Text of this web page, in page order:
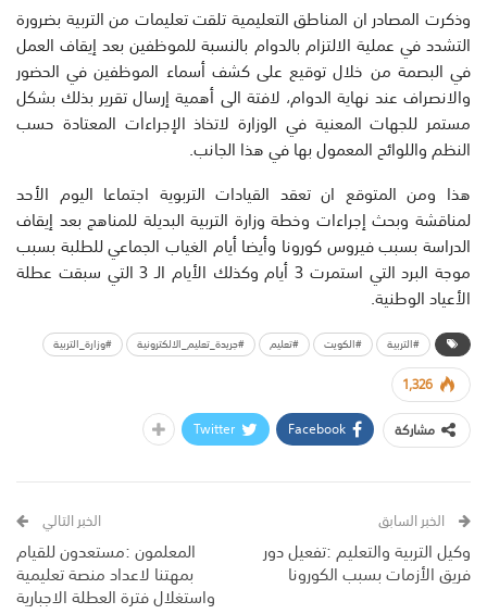
وذكرت المصادر ان المناطق التعليمية تلقت تعليمات من التربية بضرورة
التشدد في عملية الالتزام بالدوام بالنسبة للموظفين بعد إيقاف العمل
في البصمة من خلال توقيع على كشف أسماء الموظفين في الحضور
والانصراف عند نهاية الدوام، لافتة الى أهمية إرسال تقرير بذلك بشكل
مستمر للجهات المعنية في الوزارة لاتخاذ الإجراءات المعتادة حسب
النظم واللوائح المعمول بها في هذا الجانب.
هذا ومن المتوقع ان تعقد القيادات التربوية اجتماعا اليوم الأحد
لمناقشة وبحث إجراءات وخطة وزارة التربية البديلة للمناهج بعد إيقاف
الدراسة بسبب فيروس كورونا وأيضا أيام الغياب الجماعي للطلبة بسبب
موجة البرد التي استمرت 3 أيام وكذلك الأيام الـ 3 التي سبقت عطلة
الأعياد الوطنية.
#التربية #الكويت #تعليم #جريدة_تعليم_الالكترونية #وزارة_التربية
1,326
مشاركة
Facebook
Twitter
الخبر السابق
وكيل التربية والتعليم :تفعيل دور
فريق الأزمات بسبب الكورونا
الخبر التالي
المعلمون :مستعدون للقيام
بمهتنا لاعداد منصة تعليمية
واستغلال فترة العطلة الاجبارية